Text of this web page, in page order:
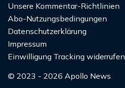
Unsere Kommentar-Richtlinien
Abo-Nutzungsbedingungen
Datenschutzerklärung
Impressum
Einwilligung Tracking widerrufen
© 2023 - 2026 Apollo News